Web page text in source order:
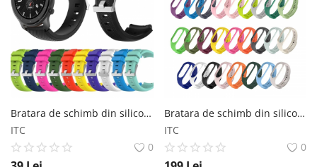
Bratara de schimb din silicon, cu striatii, pentru Xiaomi Huami Amazfit GTR de 47mm, diferite colorituri, confortabila si rezistenta Star
ITC
0
Bratara de schimb din silicon pentru smartband Xiaomi Mi Band 7, diferite colorituri, confortabila si rezistenta Star
ITC
0